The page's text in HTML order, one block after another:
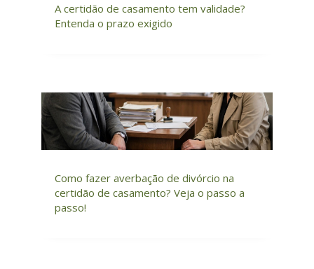
A certidão de casamento tem validade?
Entenda o prazo exigido
Como fazer averbação de divórcio na
certidão de casamento? Veja o passo a
passo!